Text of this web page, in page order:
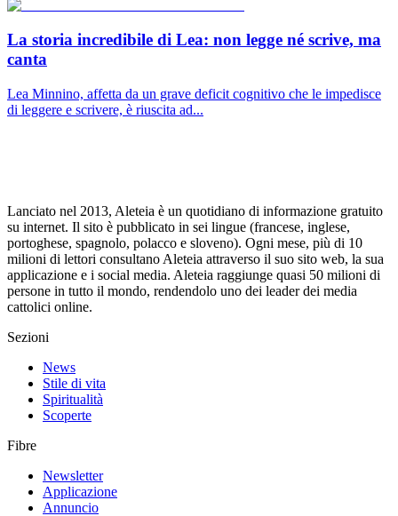
La storia incredibile di Lea: non legge né scrive, ma
canta
Lea Minnino, affetta da un grave deficit cognitivo che le impedisce
di leggere e scrivere, è riuscita ad...
Lanciato nel 2013, Aleteia è un quotidiano di informazione gratuito
su internet. Il sito è pubblicato in sei lingue (francese, inglese,
portoghese, spagnolo, polacco e sloveno). Ogni mese, più di 10
milioni di lettori consultano Aleteia attraverso il suo sito web, la sua
applicazione e i social media. Aleteia raggiunge quasi 50 milioni di
persone in tutto il mondo, rendendolo uno dei leader dei media
cattolici online.
Sezioni
News
Stile di vita
Spiritualità
Scoperte
Fibre
Newsletter
Applicazione
Annuncio